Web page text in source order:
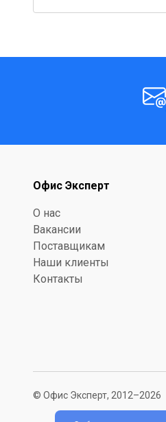
Офис Эксперт
О нас
Вакансии
Поставщикам
Наши клиенты
Контакты
© Офис Эксперт, 2012–2026